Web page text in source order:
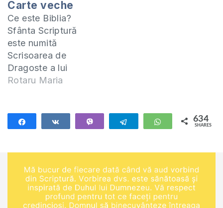
Carte veche
Ce este Biblia?
Sfânta Scriptură
este numită
Scrisoarea de
Dragoste a lui
Dumnezeu. În Biblie
începând cu
Geneza- de la
primilor oameni,
până la răzbunarea
copiilor Săi- din
Apocalipsa. Tot ce
cuprinde Sfânta
Rotaru Maria
Telegram WhatsApp
634
SHARES